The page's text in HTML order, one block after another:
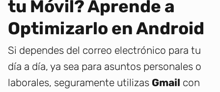
tu Móvil? Aprende a
Optimizarlo en Android
Si dependes del correo electrónico para tu
día a día, ya sea para asuntos personales o
laborales, seguramente utilizas Gmail con